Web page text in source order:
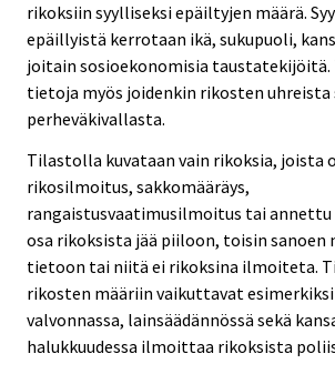
rikoksiin syylliseksi epäiltyjen määrä.
epäillyistä kerrotaan ikä, sukupuoli,
joitain sosioekonomisia
tietoja myös joidenkin rikosten uhreista
perheväkivallasta.
Tilastolla kuvataan vain rikoksia, joista
rikosilmoitus, sakkomääräys,
rangaistusvaatimusilmoitus tai annettu
osa rikoksista jää piiloon, toisin sanoen
tietoon tai niitä ei rikoksina ilmoiteta.
rikosten määriin vaikuttavat
valvonnassa, lainsäädännössä sekä
halukkuudessa ilmoittaa rikoksista